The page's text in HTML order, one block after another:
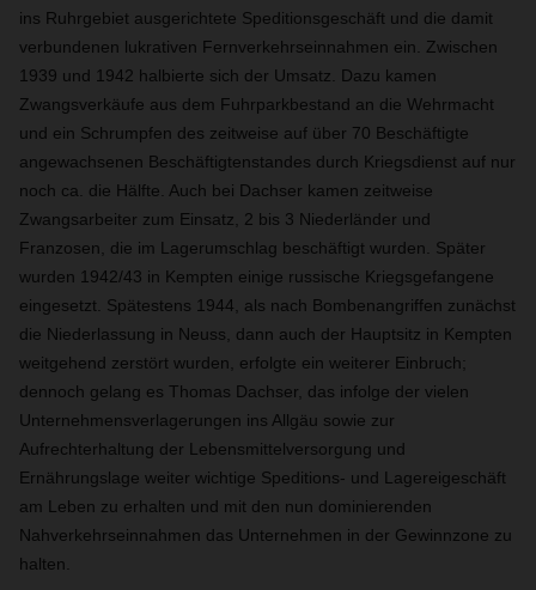
ins Ruhrgebiet ausgerichtete Speditionsgeschäft und die damit
verbundenen lukrativen Fernverkehrseinnahmen ein. Zwischen
1939 und 1942 halbierte sich der Umsatz. Dazu kamen
Zwangsverkäufe aus dem Fuhrparkbestand an die Wehrmacht
und ein Schrumpfen des zeitweise auf über 70 Beschäftigte
angewachsenen Beschäftigtenstandes durch Kriegsdienst auf nur
noch ca. die Hälfte. Auch bei Dachser kamen zeitweise
Zwangsarbeiter zum Einsatz, 2 bis 3 Niederländer und
Franzosen, die im Lagerumschlag beschäftigt wurden. Später
wurden 1942/43 in Kempten einige russische Kriegsgefangene
eingesetzt. Spätestens 1944, als nach Bombenangriffen zunächst
die Niederlassung in Neuss, dann auch der Hauptsitz in Kempten
weitgehend zerstört wurden, erfolgte ein weiterer Einbruch;
dennoch gelang es Thomas Dachser, das infolge der vielen
Unternehmensverlagerungen ins Allgäu sowie zur
Aufrechterhaltung der Lebensmittelversorgung und
Ernährungslage weiter wichtige Speditions- und Lagereigeschäft
am Leben zu erhalten und mit den nun dominierenden
Nahverkehrseinnahmen das Unternehmen in der Gewinnzone zu
halten.